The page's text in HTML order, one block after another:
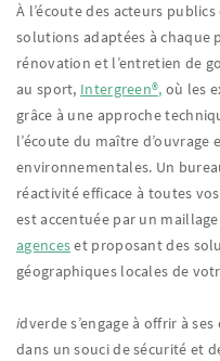
À l’écoute des acteurs
solutions adaptées à
rénovation et l’entretien de
au sport, Intergreen®, où les
grâce à une approche
l’écoute du maître
environnementales. Un
réactivité efficace à toutes
est accentuée par un
agenceset proposant des
géographiques locales de
idverde s’engage à offrir à
dans un souci de sécurité et